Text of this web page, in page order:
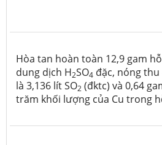
Hòa tan hoàn toàn 12,9 gam
dung dịch H2SO4 đặc, nóng
là 3,136 lít SO2 (đktc) và 0,64
trăm khối lượng của Cu trong